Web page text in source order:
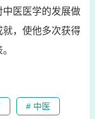
医医学的发展做
，使他多次获得
# 中医